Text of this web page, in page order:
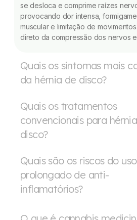
se desloca e comprime raízes
provocando dor intensa,
muscular e limitação de
direto da compressão dos nervos
Quais os sintomas mais
da hérnia de disco?
Quais os tratamentos
convencionais para
disco?
Quais são os riscos do uso
prolongado de anti-
inflamatórios?